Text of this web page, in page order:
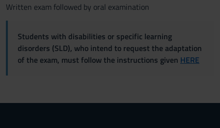
Written exam followed by oral examination
Students with disabilities or specific learning
disorders (SLD), who intend to request the adaptation
of the exam, must follow the instructions given HERE